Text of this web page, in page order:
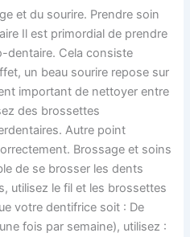
et du sourire. Prendre soin
Il est primordial de prendre
dentaire. Cela consiste
un beau sourire repose sur
important de nettoyer entre
des brossettes
Autre point
Brossage et soins
de se brosser les dents
utilisez le fil et les brossettes
votre dentifrice soit : De
fois par semaine), utilisez :